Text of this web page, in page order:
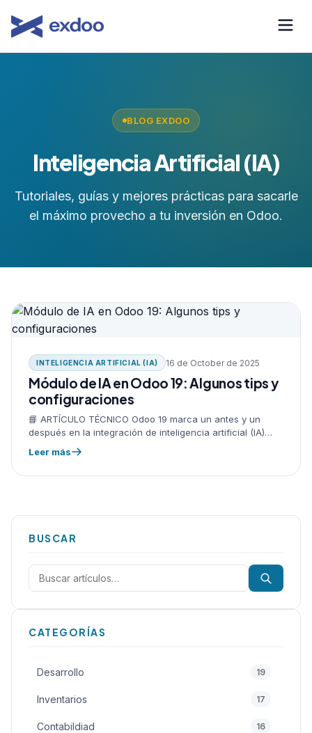
BLOG EXDOO
Inteligencia Artificial (IA)
Tutoriales, guías y mejores prácticas para sacarle
el máximo provecho a tu inversión en Odoo.
INTELIGENCIA ARTIFICIAL (IA) 16 de October de 2025
Módulo de IA en Odoo 19: Algunos tips y
configuraciones
📘 ARTÍCULO TÉCNICO Odoo 19 marca un antes y un
después en la integración de inteligencia artificial (IA)
dentro del ERP. 📘 ARTÍCULO TÉCNICO Por primera vez,
el…
Leer más
BUSCAR
Buscar:
CATEGORÍAS
Desarrollo 19
Inventarios 17
Contabildiad 16